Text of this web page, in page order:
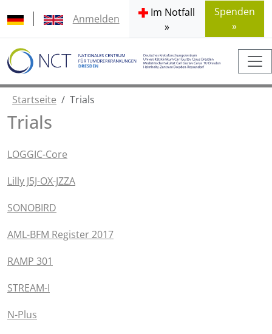
Anmelden
Im Notfall
»
Spenden
»
Startseite Trials
Trials
LOGGIC-Core
Lilly J5J-OX-JZZA
SONOBIRD
AML-BFM Register 2017
RAMP 301
STREAM-I
N-Plus